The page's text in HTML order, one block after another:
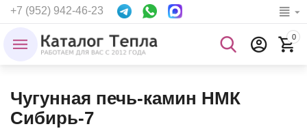
+7 (952) 942-46-23
0
Чугунная печь-камин НМК
Сибирь-7